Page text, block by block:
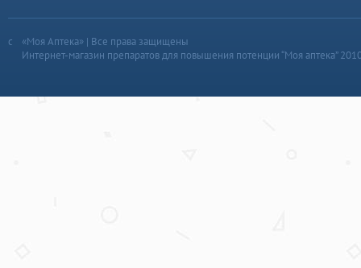
«Моя Аптека» | Все права защищены
Интернет-магазин препаратов для повышения потенции “Моя аптека”